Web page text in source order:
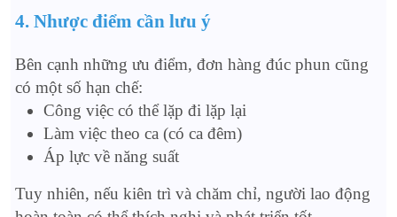
4. Nhược điểm cần lưu ý
Bên cạnh những ưu điểm, đơn hàng đúc phun cũng
có một số hạn chế:
Công việc có thể lặp đi lặp lại
Làm việc theo ca (có ca đêm)
Áp lực về năng suất
Tuy nhiên, nếu kiên trì và chăm chỉ, người lao động